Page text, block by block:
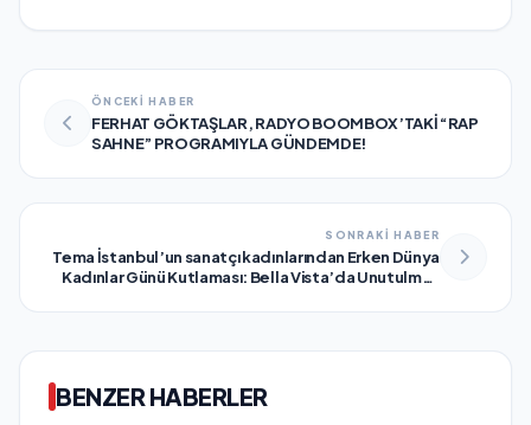
ÖNCEKİ HABER
FERHAT GÖKTAŞLAR, RADYO BOOMBOX’TAKİ “RAP
SAHNE” PROGRAMIYLA GÜNDEMDE!
SONRAKİ HABER
Tema İstanbul’un sanatçı kadınlarından Erken Dünya
Kadınlar Günü Kutlaması: Bella Vista’da Unutulmaz
BENZER HABERLER